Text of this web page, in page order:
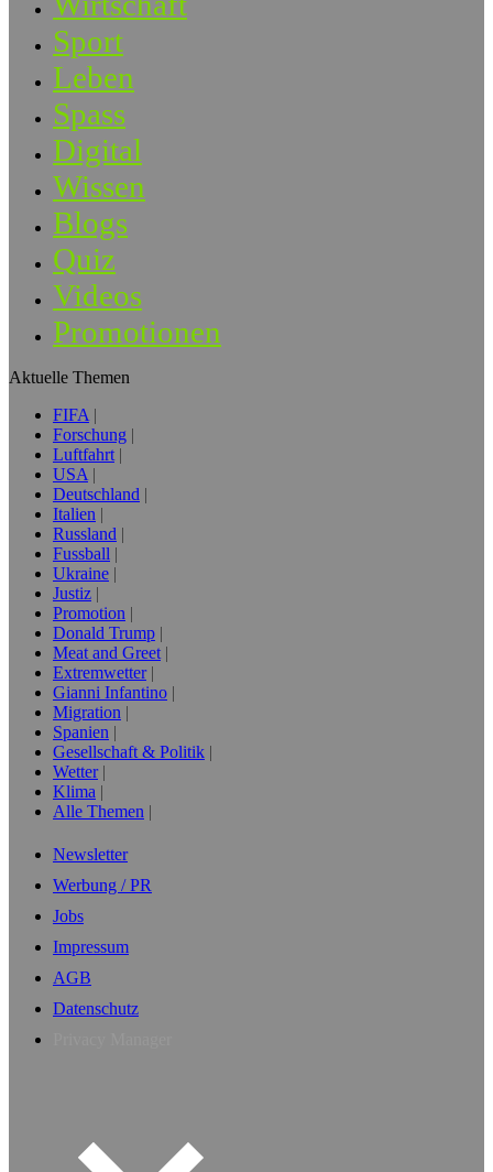
Sport
Leben
Spass
Digital
Wissen
Blogs
Quiz
Videos
Promotionen
Aktuelle Themen
FIFA
Forschung
Luftfahrt
USA
Deutschland
Italien
Russland
Fussball
Ukraine
Justiz
Promotion
Donald Trump
Meat and Greet
Extremwetter
Gianni Infantino
Migration
Spanien
Gesellschaft & Politik
Wetter
Klima
Alle Themen
Newsletter
Werbung / PR
Jobs
Impressum
AGB
Datenschutz